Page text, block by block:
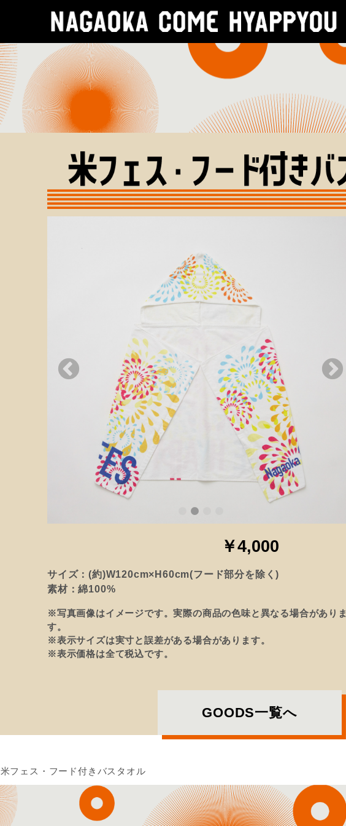
￥4,000
サイズ：(約)W120cm×H60cm(フード部分を除く)
素材：綿100%
※写真画像はイメージです。実際の商品の色味と異なる場合がありま
す。
※表示サイズは実寸と誤差がある場合があります。
※表示価格は全て税込です。
GOODS一覧へ
米フェス・フード付きバスタオル